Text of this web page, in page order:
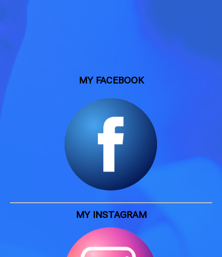
MY FACEBOOK
MY INSTAGRAM